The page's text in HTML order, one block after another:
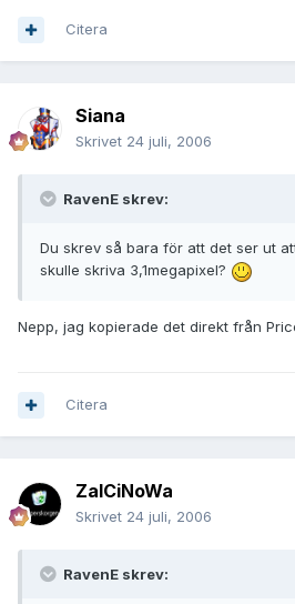
Citera
Siana
Skrivet 24 juli, 2006
RavenE skrev:
Du skrev så bara för att det ser ut
skulle skriva 3,1megapixel?
Nepp, jag kopierade det direkt från
Citera
ZalCiNoWa
Skrivet 24 juli, 2006
RavenE skrev: